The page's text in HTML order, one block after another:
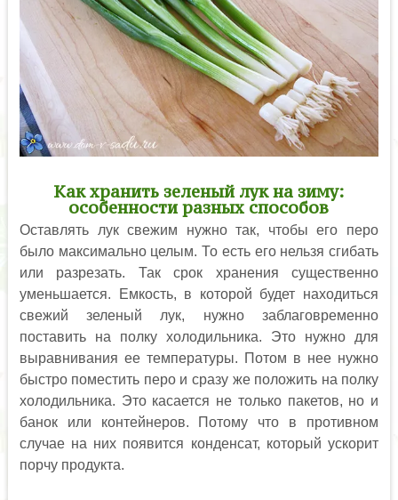
Как хранить зеленый лук на зиму:
особенности разных способов
Оставлять лук свежим нужно так, чтобы его перо
было максимально целым. То есть его нельзя сгибать
или разрезать. Так срок хранения существенно
уменьшается. Емкость, в которой будет находиться
свежий зеленый лук, нужно заблаговременно
поставить на полку холодильника. Это нужно для
выравнивания ее температуры. Потом в нее нужно
быстро поместить перо и сразу же положить на полку
холодильника. Это касается не только пакетов, но и
банок или контейнеров. Потому что в противном
случае на них появится конденсат, который ускорит
порчу продукта.